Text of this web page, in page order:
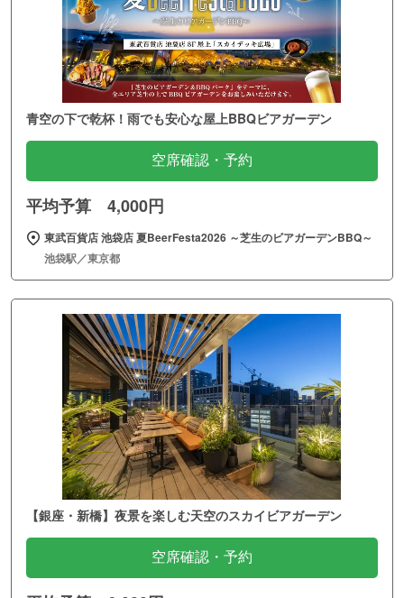
青空の下で乾杯！雨でも安心な屋上BBQビアガーデン
空席確認・予約
平均予算 4,000円
東武百貨店 池袋店 夏BeerFesta2026 ～芝生のビアガーデンBBQ～
池袋駅／東京都
【銀座・新橋】夜景を楽しむ天空のスカイビアガーデン
空席確認・予約